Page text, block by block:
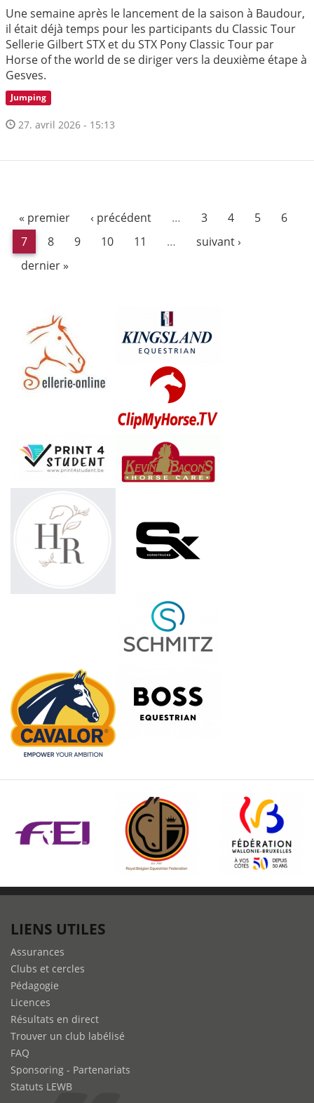
Une semaine après le lancement de la saison à Baudour,
il était déjà temps pour les participants du Classic Tour
Sellerie Gilbert STX et du STX Pony Classic Tour par
Horse of the world de se diriger vers la deuxième étape à
Gesves.
Jumping
27. avril 2026 - 15:13
« premier ‹ précédent … 3 4 5
6
7
8 9 10 11 …
suivant ›
dernier »
LIENS UTILES
Assurances
Clubs et cercles
Pédagogie
Licences
Résultats en direct
Trouver un club labélisé
FAQ
Sponsoring - Partenariats
Statuts LEWB